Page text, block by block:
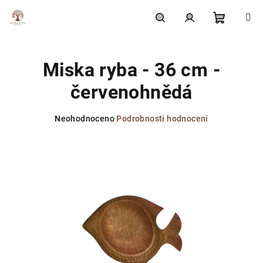
košík
Miska ryba - 36 cm -
červenohnědá
Průměrné
Neohodnoceno Podrobnosti hodnocení